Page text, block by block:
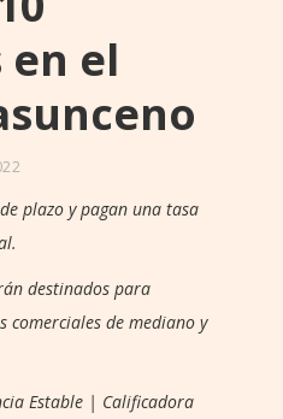
el
plazo y pagan una tasa
destinados para
comerciales de mediano y
Estable | Calificadora